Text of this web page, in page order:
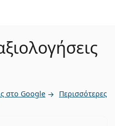
στο Google Περισσότερες